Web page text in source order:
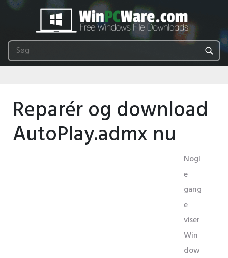
Reparér og download
AutoPlay.admx nu
Nogl
e
gang
e
viser
Win
dow